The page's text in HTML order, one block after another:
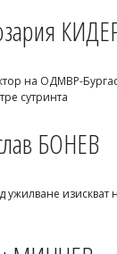
на ОДМВР-
сутринта
БОНЕВ
ужилване изискват